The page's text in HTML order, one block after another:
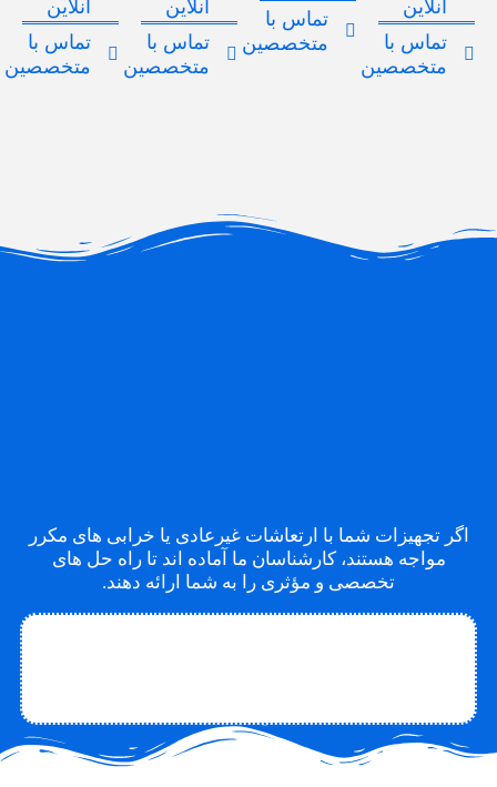
آنلاین
تماس با
متخصصین
تماس با
متخصصین
آنلاین
تماس با
متخصصین
آنلاین
تماس با
متخصصین
اگر تجهیزات شما با ارتعاشات غیرعادی یا خرابی های مکرر
مواجه هستند، کارشناسان ما آماده اند تا راه حل های
تخصصی و مؤثری را به شما ارائه دهند.